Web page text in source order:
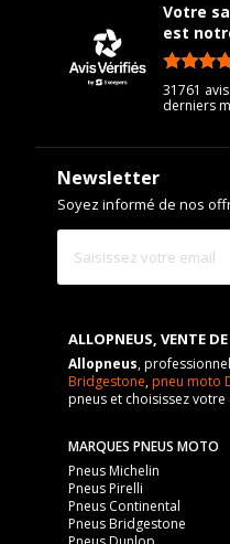
Votre
est
31761
derniers
Newsletter
Soyez informé de nos
ALLOPNEUS, VENTE
Allopneus,
Bridgestone,pneu moto
pneus et choisissez
MARQUES PNEUS MOTO
Pneus Michelin
Pneus Pirelli
Pneus Continental
Pneus Bridgestone